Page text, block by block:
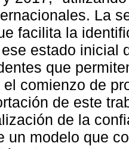
La
facilita la
estado inicial
que
comienzo de
de este
de la
un modelo que